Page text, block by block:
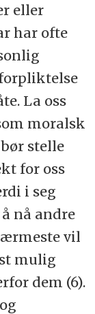
eller
har ofte
La oss
moralsk
stelle
for oss
i seg
nå andre
vil
mulig
dem (6).